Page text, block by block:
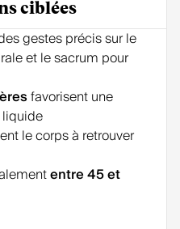
ciblées
gestes précis sur le
et le sacrum pour
favorisent une
le corps à retrouver
entre 45 et